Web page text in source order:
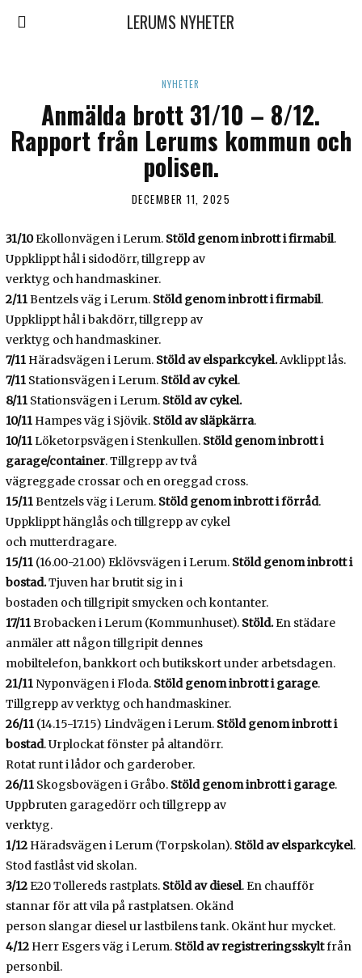
LERUMS NYHETER
NYHETER
Anmälda brott 31/10 – 8/12.
Rapport från Lerums kommun och
polisen.
DECEMBER 11, 2025
31/10Ekollonvägen i Lerum. Stöld genom inbrott i firmabil.
Uppklippt hål i sidodörr, tillgrepp av
verktyg och handmaskiner.
2/11Bentzels väg i Lerum. Stöld genom inbrott i firmabil.
Uppklippt hål i bakdörr, tillgrepp av
verktyg och handmaskiner.
7/11Häradsvägen i Lerum. Stöld av elsparkcykel.Avklippt lås.
7/11Stationsvägen i Lerum. Stöld av cykel.
8/11Stationsvägen i Lerum. Stöld av cykel.
10/11Hampes väg i Sjövik. Stöld av släpkärra.
10/11Löketorpsvägen i Stenkullen. Stöld genom inbrott i
garage/container. Tillgrepp av två
vägreggade crossar och en oreggad cross.
15/11Bentzels väg i Lerum. Stöld genom inbrott i förråd.
Uppklippt hänglås och tillgrepp av cykel
och mutterdragare.
15/11(16.00-21.00) Eklövsvägen i Lerum. Stöld genom inbrott i
bostad.Tjuven har brutit sig in i
bostaden och tillgripit smycken och kontanter.
17/11Brobacken i Lerum (Kommunhuset). Stöld.En städare
anmäler att någon tillgripit dennes
mobiltelefon, bankkort och butikskort under arbetsdagen.
21/11Nyponvägen i Floda. Stöld genom inbrott i garage.
Tillgrepp av verktyg och handmaskiner.
26/11(14.15-17.15) Lindvägen i Lerum. Stöld genom inbrott i
bostad. Urplockat fönster på altandörr.
Rotat runt i lådor och garderober.
26/11Skogsbovägen i Gråbo. Stöld genom inbrott i garage.
Uppbruten garagedörr och tillgrepp av
verktyg.
1/12Häradsvägen i Lerum (Torpskolan). Stöld av elsparkcykel.
Stod fastlåst vid skolan.
3/12E20 Tollereds rastplats. Stöld av diesel. En chaufför
stannar för att vila på rastplatsen. Okänd
person slangar diesel ur lastbilens tank. Okänt hur mycket.
4/12Herr Esgers väg i Lerum. Stöld av registreringsskyltfrån
personbil.